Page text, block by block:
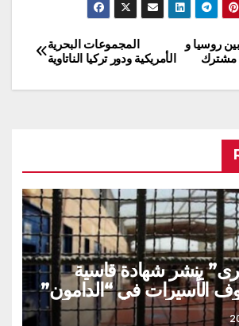
المجموعات البحرية
الأمريكية ودور تركيا الناتاوية
روسيا و
مشترك
ينشر شهادة قاسية
الأسيرات في “الدامون”